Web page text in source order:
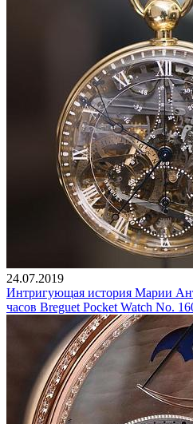
24.07.2019
Интригующая история Марии
часов Breguet Pocket Watch No.